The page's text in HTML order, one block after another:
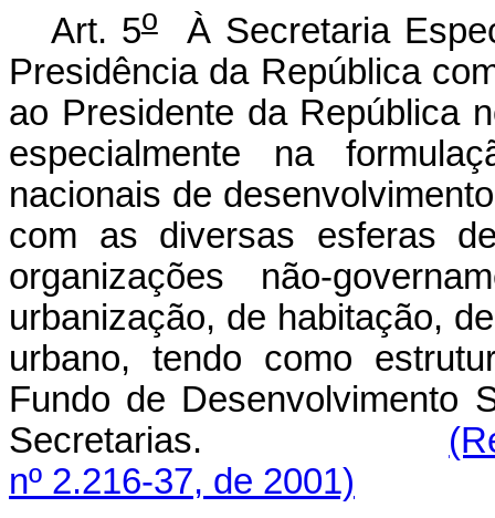
Art. 5oÀ Secretaria
Presidência da República
ao Presidente da República
especialmente na
nacionais de
com as diversas esferas
organizações não-
urbanização, de habitação,
urbano, tendo como
Fundo de Desenvolvimento
Secretarias.
nº 2.216-37, de 2001)